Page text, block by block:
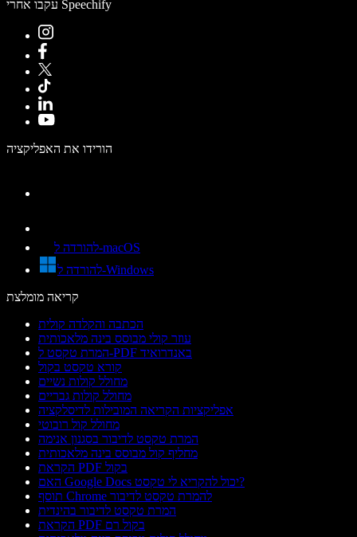
עקבו אחרי Speechify
הורידו את האפליקציה
להורדה ל-macOS
להורדה ל-Windows
קריאה מומלצת
הכתבה והקלדה קולית
עוזר קולי מבוסס בינה מלאכותית
המרת טקסט ל-PDF באנדרואיד
קורא טקסט בקול
מחולל קולות נשיים
מחולל קולות גבריים
אפליקציות הקריאה המובילות לדיסלקציה
מחולל קול רובוטי
המרת טקסט לדיבור בסגנון אנימה
מחליף קול מבוסס בינה מלאכותית
הקראת PDF בקול
האם Google Docs יכול להקריא לי טקסט?
תוסף Chrome להמרת טקסט לדיבור
המרת טקסט לדיבור בהינדית
הקראת PDF בקול רם